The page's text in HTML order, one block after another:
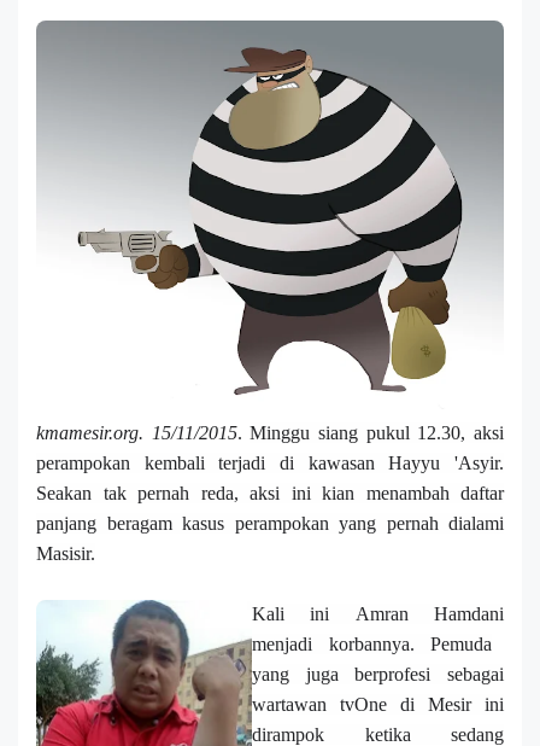
kmamesir.org. 15/11/2015.Minggusiang pukul 12.30, aksi
perampokan kembali terjadi di kawasan Hayyu 'Asyir.
Seakan tak pernah reda, aksi ini kian menambah daftar
panjang beragam kasus perampokan yang pernah dialami
Masisir.
Kali ini Amran Hamdani
menjadi korbannya.
Pemuda
yang juga berprofesi sebagai
wartawan tvOne di Mesir ini
dirampok ketika sedang